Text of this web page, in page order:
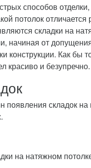
способов
потолок
складки на
начиная от
конструкции. Как бы
красиво и безупречно.
появления складок
на натяжном